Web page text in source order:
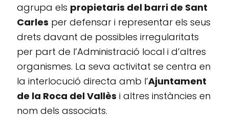
agrupa els propietaris del barri de Sant
Carles per defensar i representar els seus
drets davant de possibles irregularitats
per part de l’Administració local i d’altres
organismes. La seva activitat se centra en
la interlocució directa amb l’Ajuntament
de la Roca del Vallès i altres instàncies en
nom dels associats.